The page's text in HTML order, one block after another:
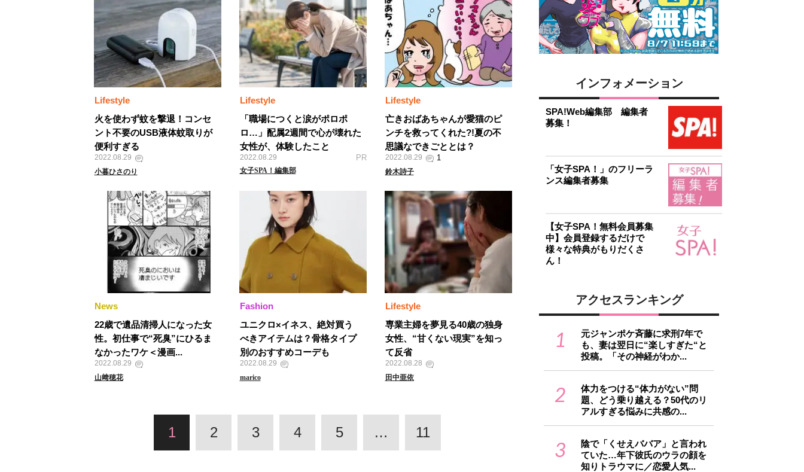
Lifestyle
火を使わず蚊を撃退！コンセ
ント不要のUSB液体蚊取りが
便利すぎる
2022.08.29
小暮ひさのり
Lifestyle
「職場につくと涙がポロポ
ロ…」配属2週間で心が壊れた
女性が、体験したこと
2022.08.29 PR
女子SPA！編集部
Lifestyle
亡きおばあちゃんが愛猫のピ
ンチを救ってくれた?!夏の不
思議なできごととは？
2022.08.29
鈴木詩子
News
22歳で遺品清掃人になった女
性。初仕事で“死臭”にひるま
なかったワケ＜漫画...
2022.08.29
山﨑穂花
Fashion
ユニクロ×イネス、絶対買う
べきアイテムは？骨格タイプ
別のおすすめコーデも
2022.08.29
marico
Lifestyle
専業主婦を夢見る40歳の独身
女性、“甘くない現実”を知っ
て反省
2022.08.28
田中亜依
1 2 3 4 5 … 11
インフォメーション
SPA!Web編集部 編集者
募集！
「女子SPA！」のフリーラ
ンス編集者募集
【女子SPA！無料会員募集
中】会員登録するだけで
様々な特典がもりだくさ
ん！
アクセスランキング
1
元ジャンポケ斉藤に求刑7年で
も、妻は翌日に“楽しすぎた“と
投稿。「その神経がわか...
2
体力をつける“体力がない”問
題、どう乗り越える？50代のリ
アルすぎる悩みに共感の...
3
陰で「くせえババア」と言われ
ていた…年下彼氏のウラの顔を
知りトラウマに／恋愛人気...